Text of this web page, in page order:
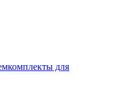
для